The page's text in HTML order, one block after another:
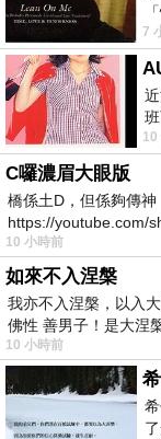
7
10
C囉濃眉大眼版
橋係土D，但係夠傳
https://youtube.com/
10 小時前
如來不入涅槃
我亦不入涅槃，以入
佛性 善男子！是大涅
10 小時前